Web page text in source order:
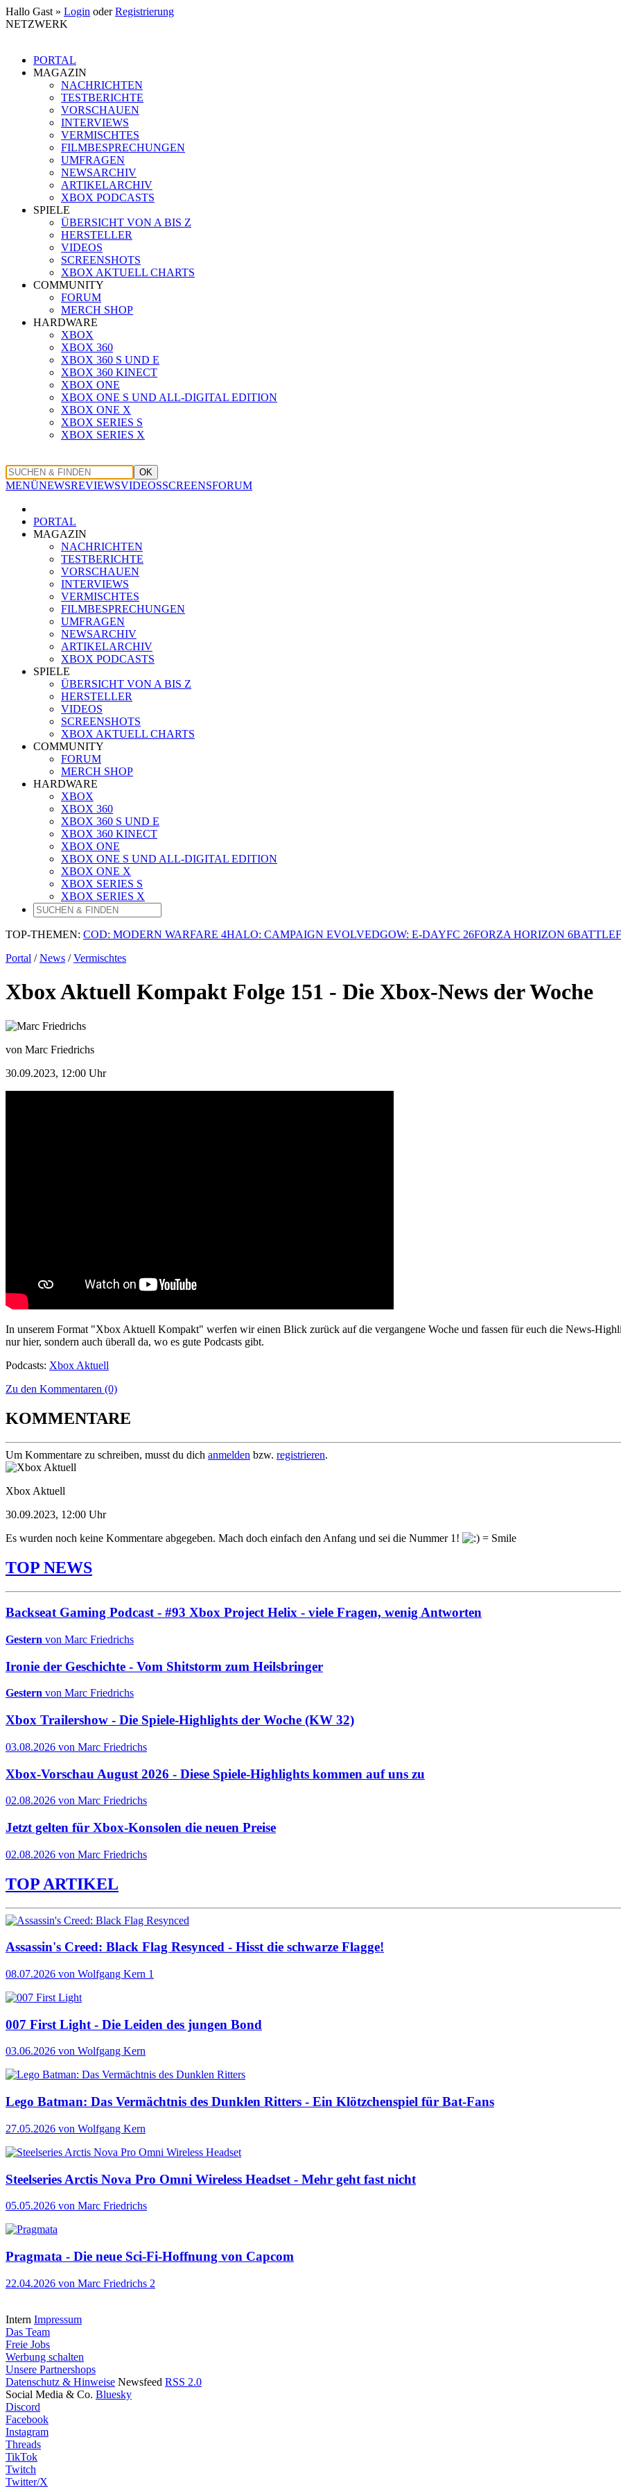
Hallo Gast » Login oderRegistrierung
NETZWERK
PORTAL
MAGAZIN
NACHRICHTEN
TESTBERICHTE
VORSCHAUEN
INTERVIEWS
VERMISCHTES
FILMBESPRECHUNGEN
UMFRAGEN
NEWSARCHIV
ARTIKELARCHIV
XBOX PODCASTS
SPIELE
ÜBERSICHT VON A BIS Z
HERSTELLER
VIDEOS
SCREENSHOTS
XBOX AKTUELL CHARTS
COMMUNITY
FORUM
MERCH SHOP
HARDWARE
XBOX
XBOX 360
XBOX 360 S UND E
XBOX 360 KINECT
XBOX ONE
XBOX ONE S UND ALL-DIGITAL EDITION
XBOX ONE X
XBOX SERIES S
XBOX SERIES X
OK
MENÜNEWSREVIEWSVIDEOSSCREENSFORUM
PORTAL
MAGAZIN
NACHRICHTEN
TESTBERICHTE
VORSCHAUEN
INTERVIEWS
VERMISCHTES
FILMBESPRECHUNGEN
UMFRAGEN
NEWSARCHIV
ARTIKELARCHIV
XBOX PODCASTS
SPIELE
ÜBERSICHT VON A BIS Z
HERSTELLER
VIDEOS
SCREENSHOTS
XBOX AKTUELL CHARTS
COMMUNITY
FORUM
MERCH SHOP
HARDWARE
XBOX
XBOX 360
XBOX 360 S UND E
XBOX 360 KINECT
XBOX ONE
XBOX ONE S UND ALL-DIGITAL EDITION
XBOX ONE X
XBOX SERIES S
XBOX SERIES X
TOP-THEMEN: COD: MODERN WARFARE 4HALO: CAMPAIGN EVOLVEDGOW: E-DAYFC 26FORZA HORIZON 6
Portal /News /Vermischtes
Xbox Aktuell Kompakt Folge 151 - Die Xbox-News der Woche
von Marc Friedrichs
30.09.2023, 12:00 Uhr
In unserem Format "Xbox Aktuell Kompakt" werfen wir einen Blick zurück auf die vergangene Woche und fassen für euch die News-
nur hier, sondern auch überall da, wo es gute Podcasts gibt.
Podcasts: Xbox Aktuell
Zu den Kommentaren (0)
KOMMENTARE
Um Kommentare zu schreiben, musst du dich anmelden bzw. registrieren.
Xbox Aktuell
30.09.2023, 12:00 Uhr
Es wurden noch keine Kommentare abgegeben. Mach doch einfach den Anfang und sei die Nummer 1!
TOP NEWS
Backseat Gaming Podcast - #93 Xbox Project Helix - viele Fragen, wenig Antworten
Gestern von Marc Friedrichs
Ironie der Geschichte - Vom Shitstorm zum Heilsbringer
Gestern von Marc Friedrichs
Xbox Trailershow - Die Spiele-Highlights der Woche (KW 32)
03.08.2026 von Marc Friedrichs
Xbox-Vorschau August 2026 - Diese Spiele-Highlights kommen auf uns zu
02.08.2026 von Marc Friedrichs
Jetzt gelten für Xbox-Konsolen die neuen Preise
02.08.2026 von Marc Friedrichs
TOP ARTIKEL
Assassin's Creed: Black Flag Resynced - Hisst die schwarze Flagge!
08.07.2026 von Wolfgang Kern 1
007 First Light - Die Leiden des jungen Bond
03.06.2026 von Wolfgang Kern
Lego Batman: Das Vermächtnis des Dunklen Ritters - Ein Klötzchenspiel für Bat-Fans
27.05.2026 von Wolfgang Kern
Steelseries Arctis Nova Pro Omni Wireless Headset - Mehr geht fast nicht
05.05.2026 von Marc Friedrichs
Pragmata - Die neue Sci-Fi-Hoffnung von Capcom
22.04.2026 von Marc Friedrichs 2
Intern Impressum
Das Team
Freie Jobs
Werbung schalten
Unsere Partnershops
Datenschutz & Hinweise Newsfeed RSS 2.0
Social Media & Co. Bluesky
Discord
Facebook
Instagram
Threads
TikTok
Twitch
Twitter/X